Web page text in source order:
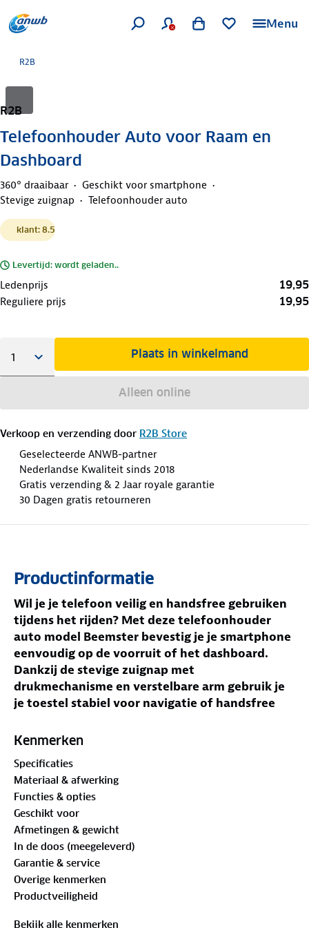
Menu
R2B
R2B
Telefoonhouder Auto voor Raam en
Dashboard
360° draaibaar
Geschikt voor smartphone
Stevige zuignap
Telefoonhouder auto
klant: 8.5
Levertijd: wordt geladen..
Ledenprijs 19,95
Reguliere prijs 19,95
Plaats in winkelmand
Alleen online
Verkoop en verzending door R2B Store
Geselecteerde ANWB-partner
Nederlandse Kwaliteit sinds 2018
Gratis verzending & 2 Jaar royale garantie
30 Dagen gratis retourneren
Productinformatie
Wil je je telefoon veilig en handsfree gebruiken
tijdens het rijden? Met deze telefoonhouder
auto model Beemster bevestig je je smartphone
eenvoudig op de voorruit of het dashboard.
Dankzij de stevige zuignap met
drukmechanisme en verstelbare arm gebruik je
je toestel stabiel voor navigatie of handsfree
model Beemster
Handsfree gebruik
weg tijdens bellen of navigeren.
Krachtige zuignap
bevestigen op gladde oppervlakken.
360 graden draaibaar
kijkhoek in.
Verstelbare arm
optimaal zicht.
Kenmerken
Specificaties
Materiaal & afwerking
Functies & opties
Geschikt voor
Afmetingen & gewicht
In de doos (meegeleverd)
Garantie & service
Overige kenmerken
Productveiligheid
Bekijk alle kenmerken